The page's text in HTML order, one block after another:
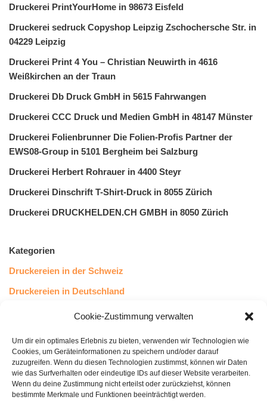
Cookie-Zustimmung verwalten
Um dir ein optimales Erlebnis zu bieten, verwenden wir Technologien wie
Cookies, um Geräteinformationen zu speichern und/oder darauf
zuzugreifen. Wenn du diesen Technologien zustimmst, können wir Daten
wie das Surfverhalten oder eindeutige IDs auf dieser Website verarbeiten.
Wenn du deine Zustimmung nicht erteilst oder zurückziehst, können
bestimmte Merkmale und Funktionen beeinträchtigt werden.
Druckerei PrintYourHome in 98673 Eisfeld
Druckerei sedruck Copyshop Leipzig Zschochersche Str. in
04229 Leipzig
Druckerei Print 4 You – Christian Neuwirth in 4616
Weißkirchen an der Traun
Druckerei Db Druck GmbH in 5615 Fahrwangen
Druckerei CCC Druck und Medien GmbH in 48147 Münster
Druckerei Folienbrunner Die Folien-Profis Partner der
EWS08-Group in 5101 Bergheim bei Salzburg
Druckerei Herbert Rohrauer in 4400 Steyr
Druckerei Dinschrift T-Shirt-Druck in 8055 Zürich
Druckerei DRUCKHELDEN.CH GMBH in 8050 Zürich
Kategorien
Druckereien in der Schweiz
Druckereien in Deutschland
Druckereien in Österreich
Kundenstimmen